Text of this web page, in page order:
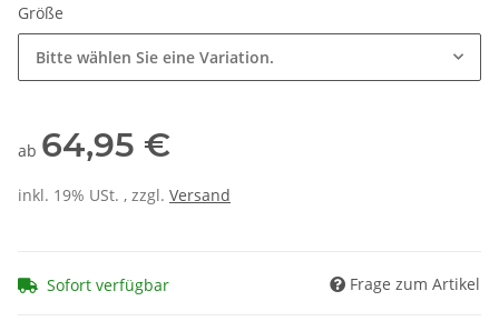
Größe
Bitte wählen Sie eine Variation.
ab 64,95 €
inkl. 19% USt. , zzgl. Versand
Sofort verfügbar Frage zum Artikel